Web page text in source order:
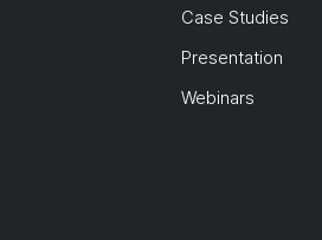
Case Studies
Presentation
Webinars